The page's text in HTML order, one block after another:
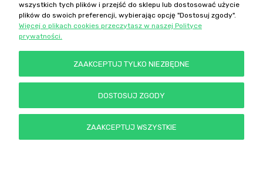
sklep@ombrelki.pl
Nasz adres:
Ombrelki Elżbieta Kozłowska
ul. Czyżykowska 37B/2
Nip: 7761668287
Regon: 384777030
BDO: :000552420
wszystkich tych plików i przejść do sklepu lub dostosować użycie
plików do swoich preferencji, wybierając opcję "Dostosuj zgody".
Więcej o plikach cookies przeczytasz w naszej Polityce
prywatności.
ZAAKCEPTUJ TYLKO NIEZBĘDNE
DOSTOSUJ ZGODY
ZAAKCEPTUJ WSZYSTKIE